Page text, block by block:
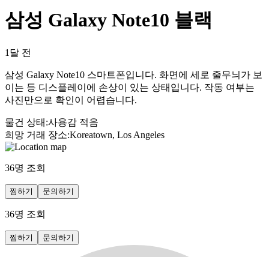
삼성 Galaxy Note10 블랙
1달 전
삼성 Galaxy Note10 스마트폰입니다. 화면에 세로 줄무늬가 보
이는 등 디스플레이에 손상이 있는 상태입니다. 작동 여부는
사진만으로 확인이 어렵습니다.
물건 상태 :사용감 적음
희망 거래 장소:Koreatown, Los Angeles
36명 조회
찜하기 문의하기
36명 조회
찜하기 문의하기